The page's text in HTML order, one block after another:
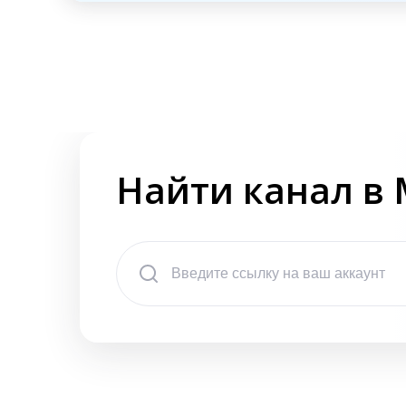
Найти канал в